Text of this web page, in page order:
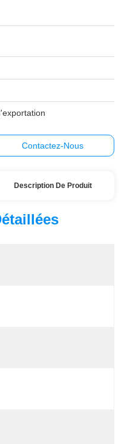
Contactez-Nous
Description De Produit